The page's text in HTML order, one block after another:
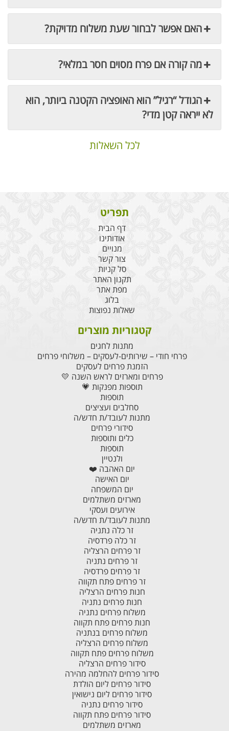
האם אפשר לבחור שעת משלוח מדויקת?
מה קורה אם פרח מסוים חסר במלאי?
הגודל “רגיל” הוא האופציה הקטנה ביותר, הוא
לא ייראה קטן מדי?
לכל השאלות
תפריט
דף הבית
אודותינו
מנויים
צור קשר
סל קניות
תקנון האתר
מפת אתר
בלוג
שאלות נפוצות
קטגוריות מוצרים
מתנות לחגים
פרחי חודי – שירותים-לעסקים – משלוחי פרחים
הזמנת פרחים לעסקים
פרחים ומארזים לראש השנה 💛
תוספות מפנקות 💗
תוספות
סחלבים ועציצים
מתנות לעובד/ת חדש/ה
סידורי פרחים
כלים ותוספות
תוספות
ולנטיין
יום האהבה ❤️
יום האישה
יום המשפחה
מארזים משתלמים
אירועים ועסקי
מתנות לעובד/ת חדש/ה
זר כלה נתניה
זר כלה פרדסיה
זר פרחים הרצליה
זר פרחים נתניה
זר פרחים פרדסיה
זר פרחים פתח תקווה
חנות פרחים הרצליה
חנות פרחים נתניה
משלוח פרחים נתניה
חנות פרחים פתח תקווה
משלוח פרחים בנתניה
משלוח פרחים הרצליה
משלוח פרחים פתח תקווה
סידור פרחים הרצליה
סידור פרחים להחלמה מהירה
סידור פרחים ליום הולדת
סידור פרחים ליום נישואין
סידור פרחים נתניה
סידור פרחים פתח תקווה
מארזים משתלמים